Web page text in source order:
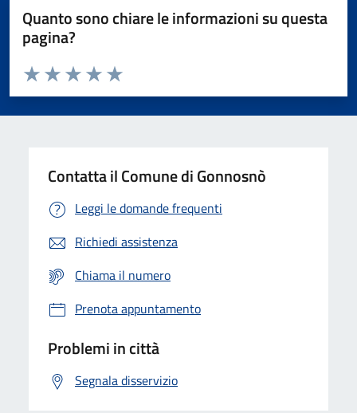
Quanto sono chiare le informazioni su questa
pagina?
Valuta da 1 a 5 stelle la pagina
Valuta 5 stelle su 5
Valuta 4 stelle su 5
Valuta 3 stelle su 5
Valuta 2 stelle su 5
Valuta 1 stelle su 5
Contatta il Comune di Gonnosnò
Leggi le domande frequenti
Richiedi assistenza
Chiama il numero
Prenota appuntamento
Problemi in città
Segnala disservizio